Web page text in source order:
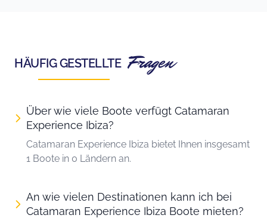
HÄUFIG GESTELLTE Fragen
Über wie viele Boote verfügt Catamaran
Experience Ibiza?
Catamaran Experience Ibiza bietet Ihnen insgesamt
1 Boote in 0 Ländern an.
An wie vielen Destinationen kann ich bei
Catamaran Experience Ibiza Boote mieten?